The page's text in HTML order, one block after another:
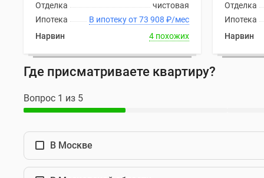
Машино-
#траншевая
Квартиры
скидками
чистовая
Отделка
В ипотеку от 73 908 ₽/мес
Ипотека
Нарвин
4 похожих
Отделка
Ипотека
Нарвин
Где присматриваете квартиру?
Вопрос 1 из 5
В Москве